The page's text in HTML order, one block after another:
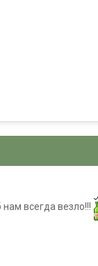
всегда везло!!!